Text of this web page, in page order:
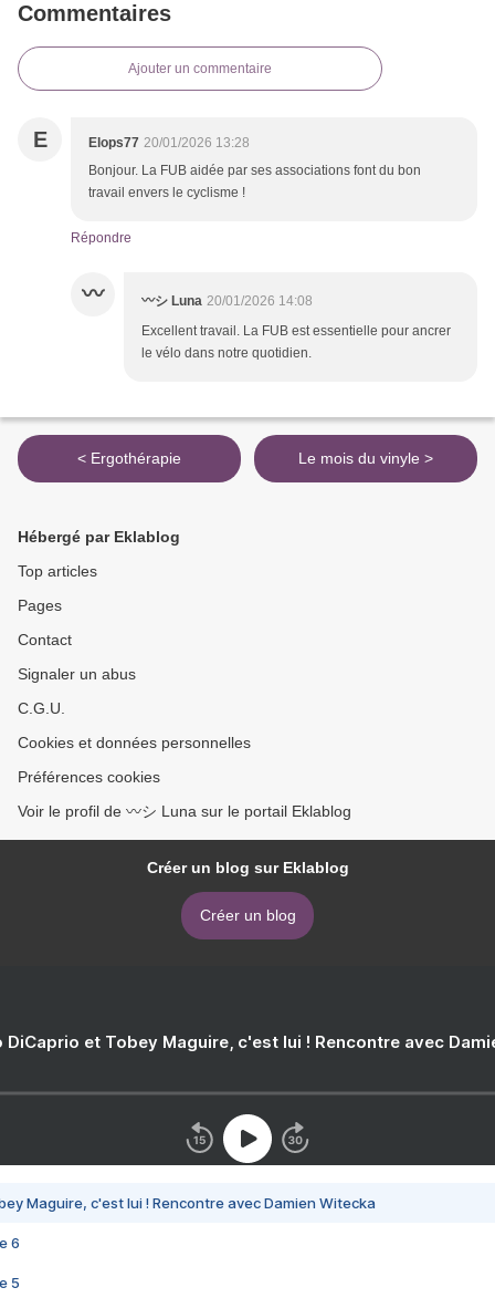
Commentaires
Ajouter un commentaire
E Elops77 20/01/2026 13:28
Bonjour. La FUB aidée par ses associations font du bon
travail envers le cyclisme !
Répondre
〰 〰️シ Luna 20/01/2026 14:08
Excellent travail. La FUB est essentielle pour ancrer
le vélo dans notre quotidien.
< Ergothérapie Le mois du vinyle >
Hébergé par Eklablog
Top articles
Pages
Contact
Signaler un abus
C.G.U.
Cookies et données personnelles
Préférences cookies
Voir le profil de 〰️シ Luna sur le portail Eklablog
Créer un blog sur Eklablog
Créer un blog
DiCaprio et Tobey Maguire, c'est lui ! Rencontre avec
Maguire, c'est lui ! Rencontre avec Damien Witecka
6
5